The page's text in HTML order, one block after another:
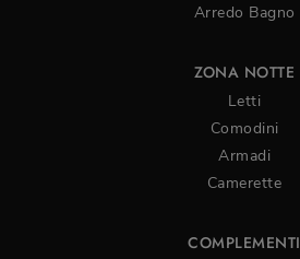
Arredo Bagno
ZONA NOTTE
Letti
Comodini
Armadi
Camerette
COMPLEMENTI